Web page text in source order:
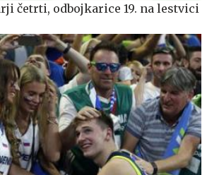
četrti, odbojkarice 19. na lestvici